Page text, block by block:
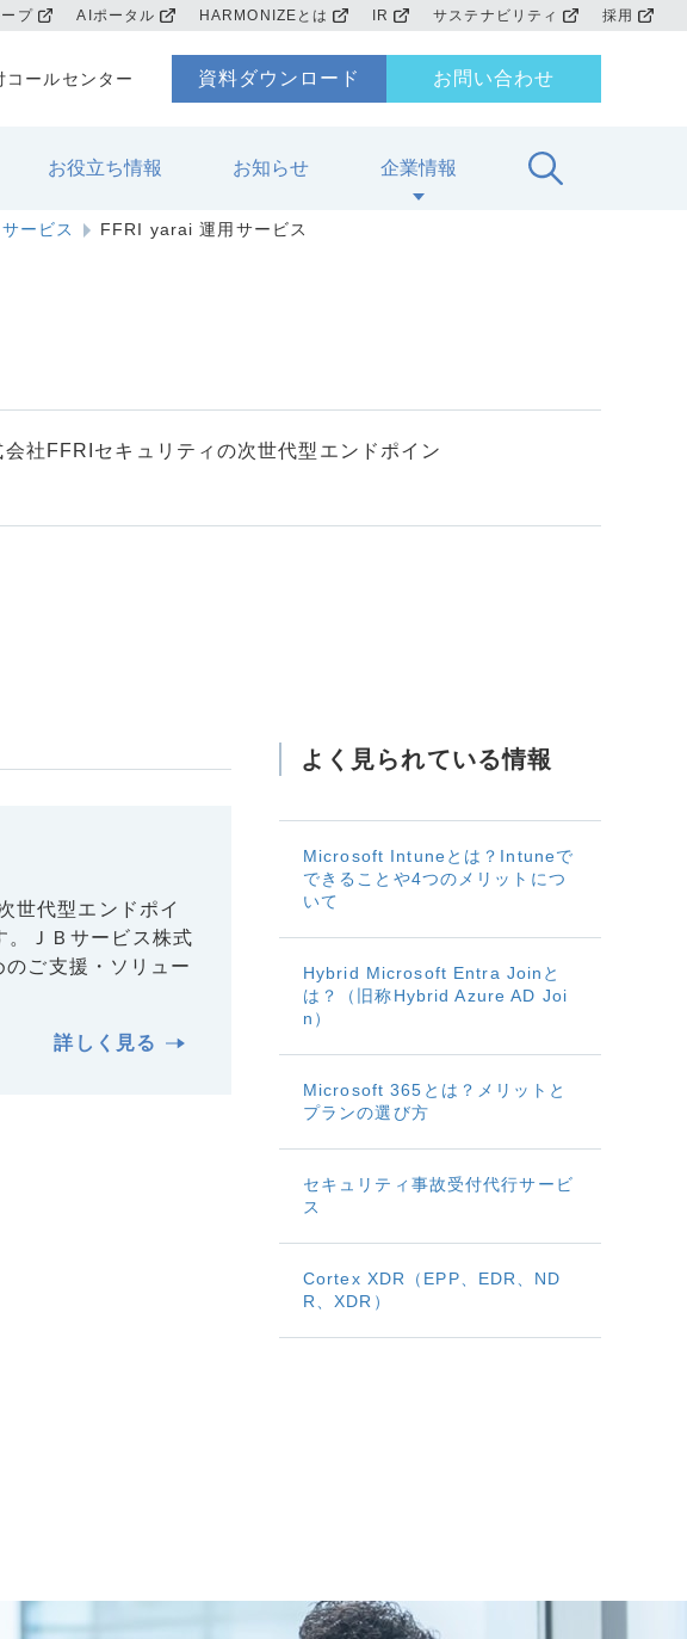
ープ AIポータル HARMONIZEとは IR サステナビリティ 採用
お役立ち情報 お知らせ 企業情報
資料ダウンロード お問い合わせ
コールセンター
ービス FFRI yarai 運用サービス
社FFRIセキュリティの次世代型エンドポイン
世代型エンドポイ
ＪＢサービス株式
ご支援・ソリュー
詳しく見る
よく見られている情報
Microsoft Intuneとは？Intuneで
できることや4つのメリットにつ
いて
Hybrid Microsoft Entra Joinと
は？（旧称Hybrid Azure AD Joi
n）
Microsoft 365とは？メリットと
プランの選び方
セキュリティ事故受付代行サービ
ス
Cortex XDR（EPP、EDR、ND
R、XDR）